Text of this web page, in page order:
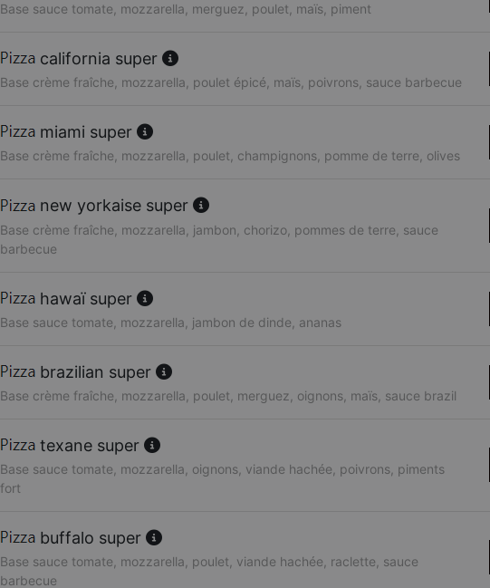
Base sauce tomate, mozzarella, merguez, poulet, maïs, piment
california super
Base crème fraîche, mozzarella, poulet épicé, maïs, poivrons, sauce barbecue
miami super
Base crème fraîche, mozzarella, poulet, champignons, pomme de terre, olives
new yorkaise super
Base crème fraîche, mozzarella, jambon, chorizo, pommes de terre, sauce
barbecue
hawaï super
Base sauce tomate, mozzarella, jambon de dinde, ananas
brazilian super
Base crème fraîche, mozzarella, poulet, merguez, oignons, maïs, sauce brazil
texane super
Base sauce tomate, mozzarella, oignons, viande hachée, poivrons, piments
fort
buffalo super
Base sauce tomate, mozzarella, poulet, viande hachée, raclette, sauce
barbecue